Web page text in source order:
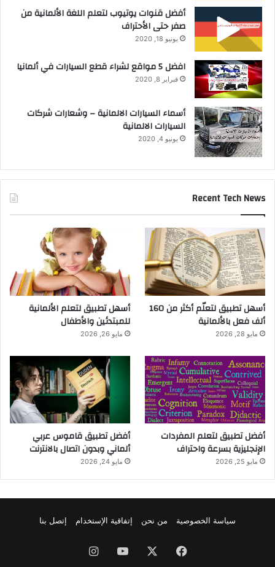
أفضل قنوات يوتيوب لتعلم اللغة الألمانية من
صفر حتى الأحتراف
يونيو 18, 2020
افضل 5 مواقع لشراء قطع السيارات في ألمانيا
فبراير 8, 2020
أسماء السيارات الالمانية – وشعارات شركات
السيارات الالمانية
يونيو 4, 2020
Recent Tech News
أسهل تطبيق لتعلّم أكثر من 160
ألف فعل بالألمانية
مايو 28, 2026
أسهل تطبيق لتعلم الألمانية
للمبتدئين والأطفال
مايو 26, 2026
أفضل تطبيق لتعلم المفردات
الإنجليزية بسرعة واحتراف
مايو 25, 2026
أفضل تطبيق قاموس عربي
ألماني وبدون اتصال بالانترنت
مايو 24, 2026
سياسة الخصوصية من نحن إتفاقية الإستخدام إتصل بنا
فيسبوك ‫YouTubeانستقرام